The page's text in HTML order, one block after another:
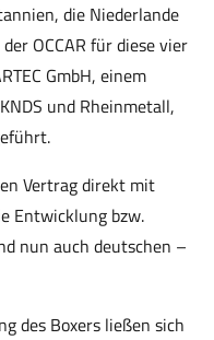
die Niederlande
OCCAR für diese vier
GmbH, einem
und Rheinmetall,
Vertrag direkt mit
Entwicklung bzw.
nun auch deutschen –
des Boxers ließen sich